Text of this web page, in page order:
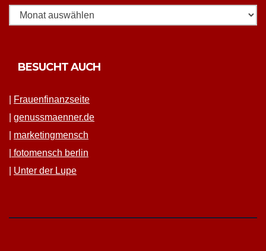
BESUCHT AUCH
Frauen­fi­nanz­seite
genussmaenner.de
mar­ket­ing­men­sch
fotomen­sch berlin
Unter der Lupe